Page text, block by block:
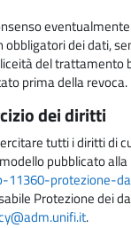
dei dati,
del trattamento
prima della revoca.
dei diritti
tutti i diritti di
pubblicato
11360-protezione-
Protezione dei
.